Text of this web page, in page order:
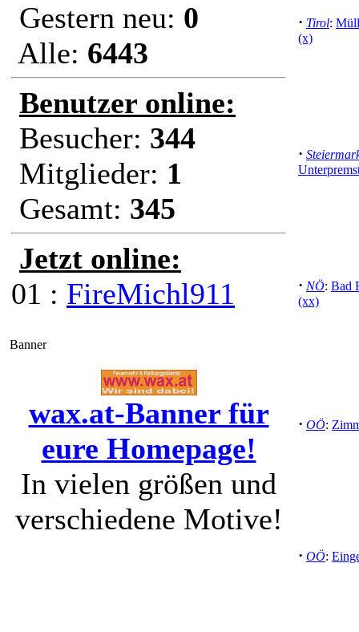
Gestern neu: 0
Alle: 6443
Benutzer online:
Besucher: 344
Mitglieder: 1
Gesamt: 345
Jetzt online:
01 : FireMichl911
Banner
wax.at-Banner für
eure Homepage!
In vielen größen und
verschiedene Motive!
· Tirol:
(x)
·
· NÖ: Bad
(xx)
· OÖ:
· OÖ: